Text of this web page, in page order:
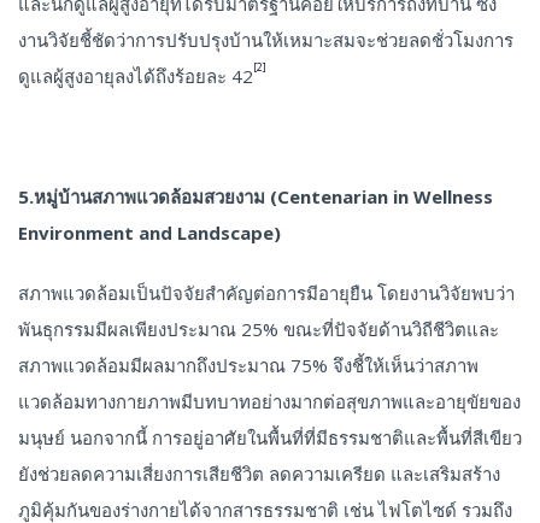
งานวิจัยชี้ชัดว่าการปรับปรุงบ้านให้เหมาะสมจะช่วยลดชั่วโมงการ
ดูแลผู้สูงอายุลงได้ถึงร้อยละ 42[2]
5.หมู่บ้านสภาพแวดล้อมสวยงาม (Centenarian in Wellness
Environment and Landscape)
สภาพแวดล้อมเป็นปัจจัยสำคัญต่อการมีอายุยืน โดยงานวิจัยพบว่า
พันธุกรรมมีผลเพียงประมาณ 25% ขณะที่ปัจจัยด้านวิถีชีวิตและ
สภาพแวดล้อมมีผลมากถึงประมาณ 75% จึงชี้ให้เห็นว่าสภาพ
แวดล้อมทางกายภาพมีบทบาทอย่างมากต่อสุขภาพและอายุขัยของ
มนุษย์ นอกจากนี้ การอยู่อาศัยในพื้นที่ที่มีธรรมชาติและพื้นที่สีเขียว
ยังช่วยลดความเสี่ยงการเสียชีวิต ลดความเครียด และเสริมสร้าง
ภูมิคุ้มกันของร่างกายได้จากสารธรรมชาติ เช่น ไฟโตไซด์ รวมถึง